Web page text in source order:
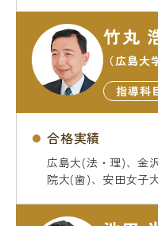
竹丸
（広島大
指導科
合格実績
広島大(法・理)、金
院大(歯)、安田女子